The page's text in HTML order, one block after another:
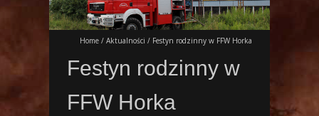
Home / Aktualności / Festyn rodzinny w FFW Horka
Festyn rodzinny w
FFW Horka